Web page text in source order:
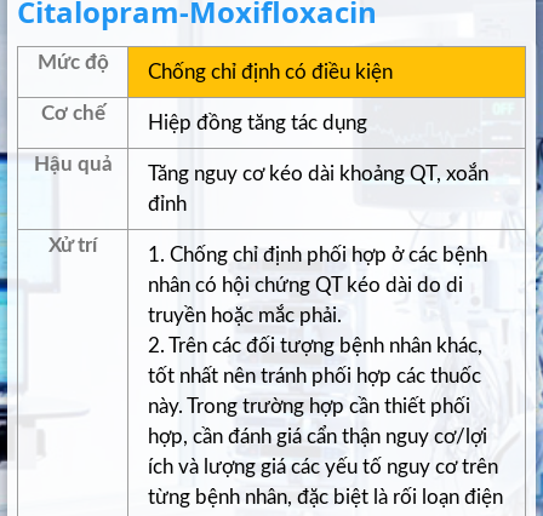
Citalopram-Moxifloxacin
Mức độ
Chống chỉ định có điều kiện
Cơ chế
Hiệp đồng tăng tác dụng
Hậu quả
Tăng nguy cơ kéo dài khoảng QT, xoắn
đỉnh
Xử trí
1. Chống chỉ định phối hợp ở các bệnh
nhân có hội chứng QT kéo dài do di
truyền hoặc mắc phải.
2. Trên các đối tượng bệnh nhân khác,
tốt nhất nên tránh phối hợp các thuốc
này. Trong trường hợp cần thiết phối
hợp, cần đánh giá cẩn thận nguy cơ/lợi
ích và lượng giá các yếu tố nguy cơ trên
từng bệnh nhân, đặc biệt là rối loạn điện